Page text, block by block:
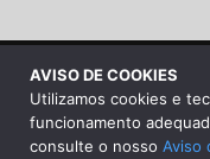
©2026
Sobre a
AVISO DE COOKIES
Utilizamos cookies e
funcionamento
consulte o nosso Aviso